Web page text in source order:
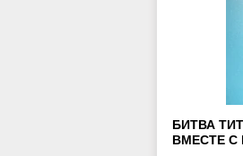
БИТВА
ВМЕСТЕ С